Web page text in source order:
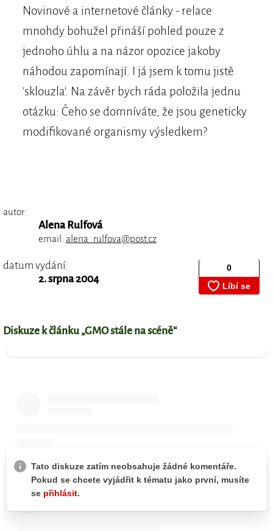
Novinové a internetové články - relace
mnohdy bohužel přináší pohled pouze z
jednoho úhlu a na názor opozice jakoby
náhodou zapomínají. I já jsem k tomu jistě
'sklouzla'. Na závěr bych ráda položila jednu
otázku: Čeho se domníváte, že jsou geneticky
modifikované organismy výsledkem?
autor:
Alena Rulfová
email: alena_rulfova@post.cz
datum vydání:
2. srpna 2004
Diskuze k článku „GMO stále na scéně“